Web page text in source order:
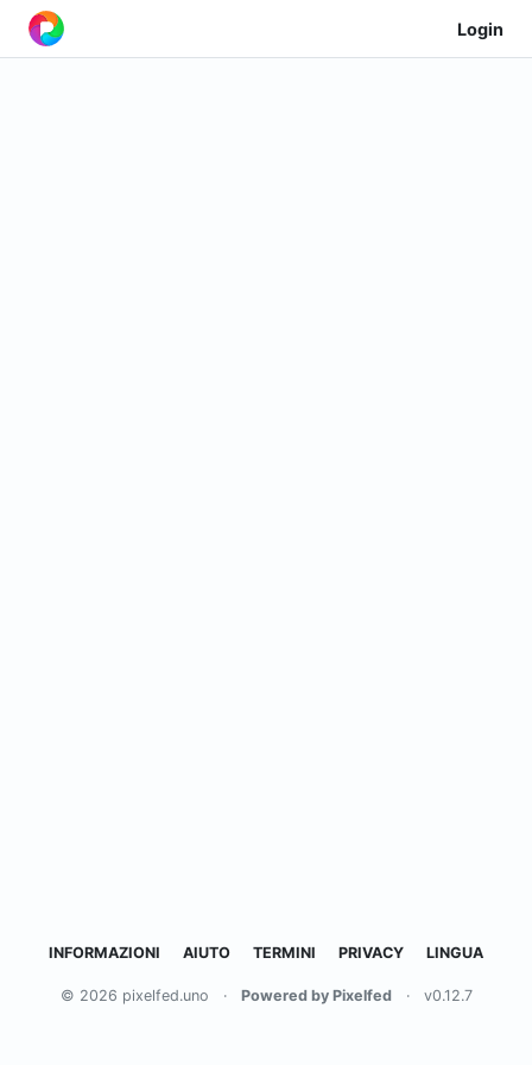
Login
INFORMAZIONI AIUTO TERMINI PRIVACY LINGUA
© 2026 pixelfed.uno · Powered by Pixelfed · v0.12.7